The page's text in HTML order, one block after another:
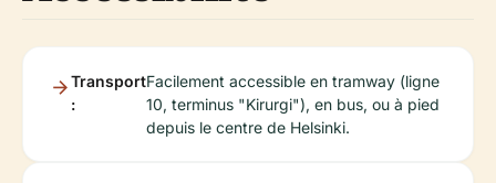
Transport
:
Facilement accessible en tramway (ligne
10, terminus "Kirurgi"), en bus, ou à pied
depuis le centre de Helsinki.